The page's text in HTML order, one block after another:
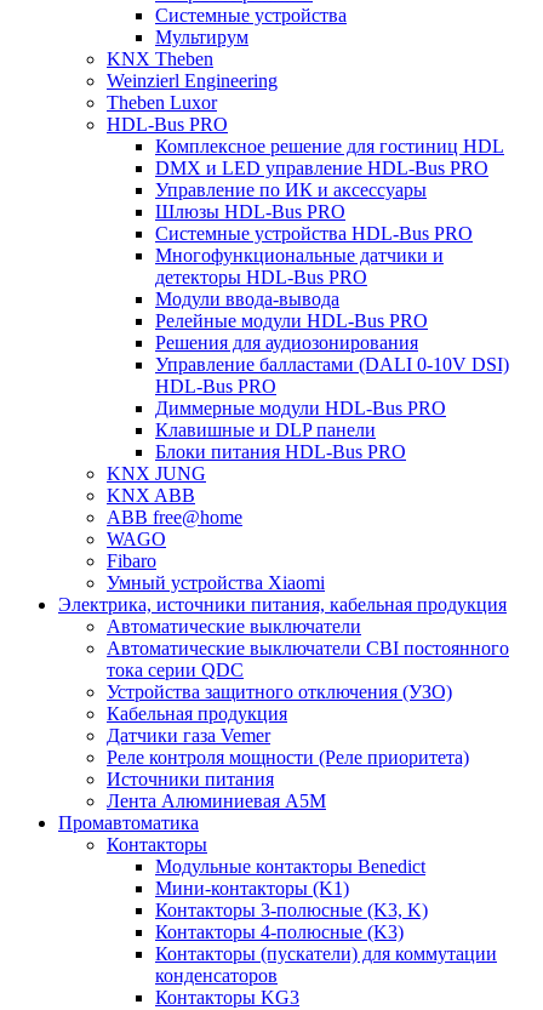
Системные устройства
Мультирум
KNX Theben
Weinzierl Engineering
Theben Luxor
HDL-Bus PRO
Комплексное решение для гостиниц HDL
DMX и LED управление HDL-Bus PRO
Управление по ИК и аксессуары
Шлюзы HDL-Bus PRO
Системные устройства HDL-Bus PRO
Многофункциональные датчики и
детекторы HDL-Bus PRO
Модули ввода-вывода
Релейные модули HDL-Bus PRO
Решения для аудиозонирования
Управление балластами (DALI 0-10V DSI)
HDL-Bus PRO
Диммерные модули HDL-Bus PRO
Клавишные и DLP панели
Блоки питания HDL-Bus PRO
KNX JUNG
KNX ABB
ABB free@home
WAGO
Fibaro
Умный устройства Xiaomi
Электрика, источники питания, кабельная продукция
Автоматические выключатели
Автоматические выключатели CBI постоянного
тока серии QDC
Устройства защитного отключения (УЗО)
Кабельная продукция
Датчики газа Vemer
Реле контроля мощности (Реле приоритета)
Источники питания
Лента Алюминиевая А5М
Промавтоматика
Контакторы
Модульные контакторы Benedict
Мини-контакторы (K1)
Контакторы 3-полюсные (K3, K)
Контакторы 4-полюсные (K3)
Контакторы (пускатели) для коммутации
конденсаторов
Контакторы KG3